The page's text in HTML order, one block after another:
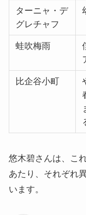
ターニャ・デ
グレチャフ
蛙吹梅雨
比企谷小町
悠木碧さんは、こ
あたり、それぞれ
います。